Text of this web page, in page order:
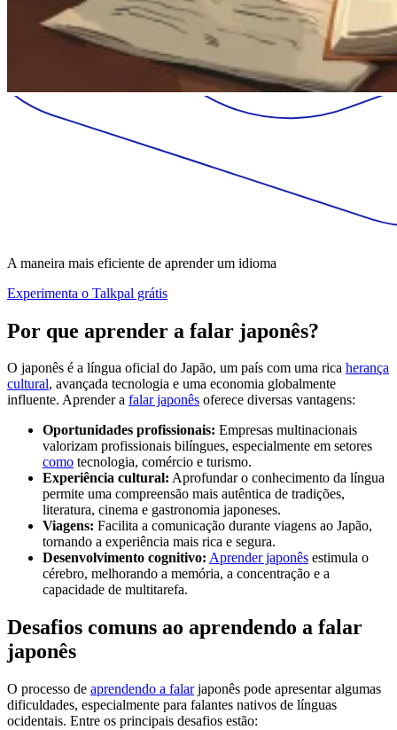
A maneira mais eficiente de aprender um idioma
Experimenta o Talkpal grátis
Por que aprender a falar japonês?
O japonês é a língua oficial do Japão, um país com uma rica herança
cultural, avançada tecnologia e uma economia globalmente
influente. Aprender a falar japonês oferece diversas vantagens:
Oportunidades profissionais: Empresas multinacionais
valorizam profissionais bilíngues, especialmente em setores
como tecnologia, comércio e turismo.
Experiência cultural: Aprofundar o conhecimento da língua
permite uma compreensão mais autêntica de tradições,
literatura, cinema e gastronomia japoneses.
Viagens: Facilita a comunicação durante viagens ao Japão,
tornando a experiência mais rica e segura.
Desenvolvimento cognitivo: Aprender japonês estimula o
cérebro, melhorando a memória, a concentração e a
capacidade de multitarefa.
Desafios comuns ao aprendendo a falar
japonês
O processo de aprendendo a falarjaponês pode apresentar algumas
dificuldades, especialmente para falantes nativos de línguas
ocidentais. Entre os principais desafios estão: